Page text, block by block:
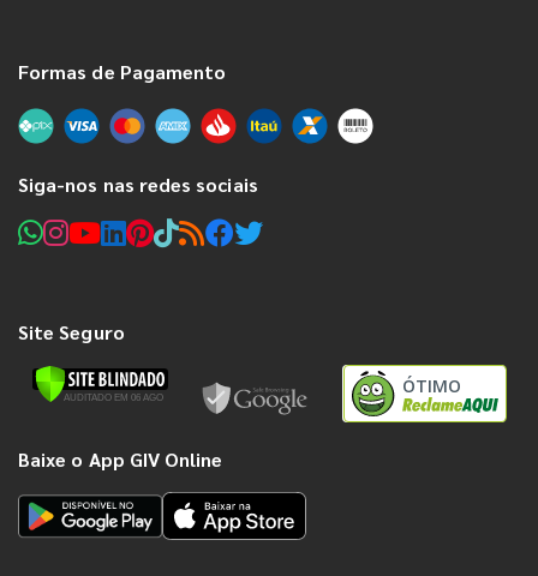
Formas de Pagamento
Siga-nos nas redes sociais
Site Seguro
ÓTIMO
Baixe o App GIV Online